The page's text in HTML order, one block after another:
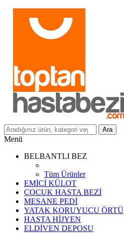
Ara
Menü
BELBANTLI BEZ
Tüm Ürünler
EMİCİ KÜLOT
ÇOCUK HASTA BEZİ
MESANE PEDİ
YATAK KORUYUCU ÖRTÜ
HASTA HİJYEN
ELDİVEN DEPOSU